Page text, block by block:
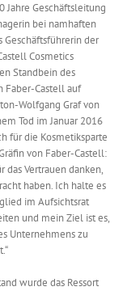
Jahre Geschäftsleitung
bei namhaften
Geschäftsführerin der
Cosmetics
Standbein des
Faber-Castell auf
Wolfgang Graf von
Tod im Januar 2016
für die Kosmetiksparte
von Faber-Castell:
Vertrauen danken,
haben. Ich halte es
im Aufsichtsrat
und mein Ziel ist es,
Unternehmens zu
wurde das Ressort